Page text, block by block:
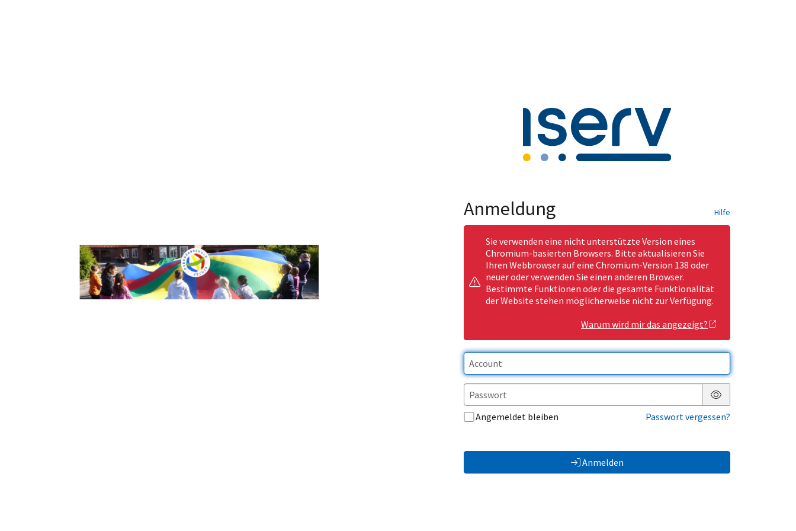
Anmeldung Hilfe
Sie verwenden eine nicht unterstützte Version eines
Chromium-basierten Browsers. Bitte aktualisieren Sie
Ihren Webbrowser auf eine Chromium-Version 138 oder
neuer oder verwenden Sie einen anderen Browser.
Bestimmte Funktionen oder die gesamte Funktionalität
der Website stehen möglicherweise nicht zur Verfügung.
Warum wird mir das angezeigt?
Passwort anzeigen
Angemeldet bleiben
Passwort vergessen?
Anmelden